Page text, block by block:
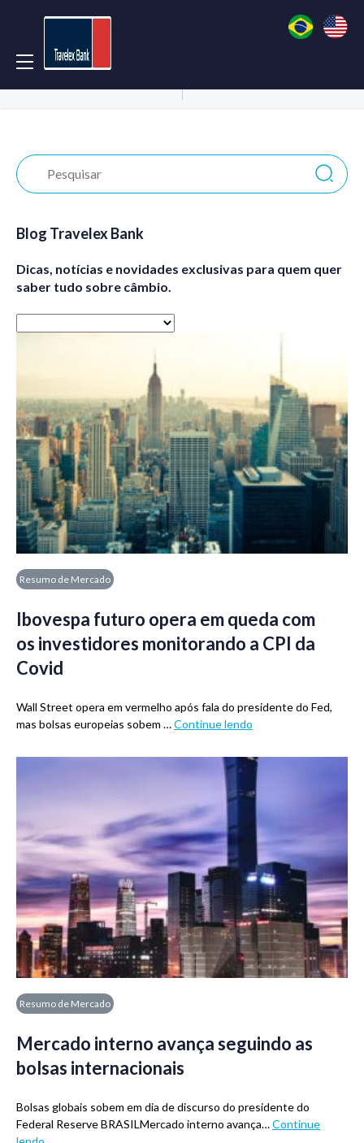
Blog Travelex Bank
Dicas, notícias e novidades exclusivas para quem quer
saber tudo sobre câmbio.
Resumo de Mercado
Ibovespa futuro opera em queda com
os investidores monitorando a CPI da
Covid
Wall Street opera em vermelho após fala do presidente do Fed,
mas bolsas europeias sobem …Continue lendo
Resumo de Mercado
Mercado interno avança seguindo as
bolsas internacionais
Bolsas globais sobem em dia de discurso do presidente do
Federal Reserve BRASILMercado interno avança…Continue